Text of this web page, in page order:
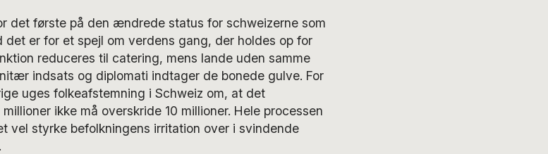
det første på den ændrede status for schweizerne som
er for et spejl om verdens gang, der holdes op for
reduceres til catering, mens lande uden samme
indsats og diplomati indtager de bonede gulve. For
uges folkeafstemning i Schweiz om, at det
ikke må overskride 10 millioner. Hele processen
vel styrke befolkningens irritation over i svindende